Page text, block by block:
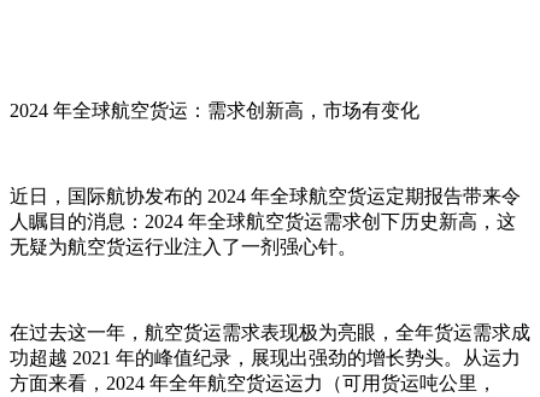
2024 年全球航空货运：需求创新高，市场有变化
近日，国际航协发布的 2024 年全球航空货运定期报告带来令
人瞩目的消息：2024 年全球航空货运需求创下历史新高，这
无疑为航空货运行业注入了一剂强心针。
在过去这一年，航空货运需求表现极为亮眼，全年货运需求成
功超越 2021 年的峰值纪录，展现出强劲的增长势头。从运力
方面来看，2024 年全年航空货运运力（可用货运吨公里，